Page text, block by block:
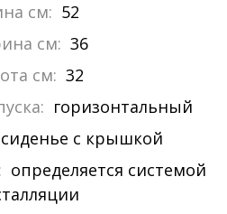
см: 52
см: 36
см: 32
горизонтальный
с крышкой
определяется системой